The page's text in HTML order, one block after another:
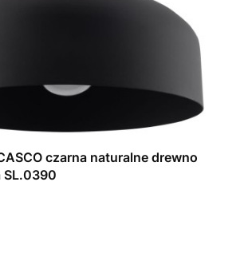
czarna naturalne drewno
SL.0390